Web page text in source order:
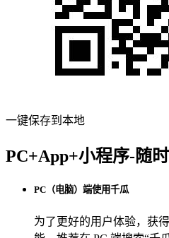
一键保存到本地
PC+App+小程序-随
PC（电脑）端使用千瓜
为了更好的用户体验，获